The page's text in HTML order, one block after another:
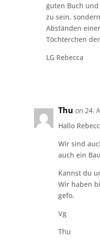
guten Buch
zu sein,
Abständen
Töchterchen
LG Rebecca
Thu on 24.
Hallo
Wir sind
auch ein
Kannst du
Wir haben
gefo.
Vg
Thu